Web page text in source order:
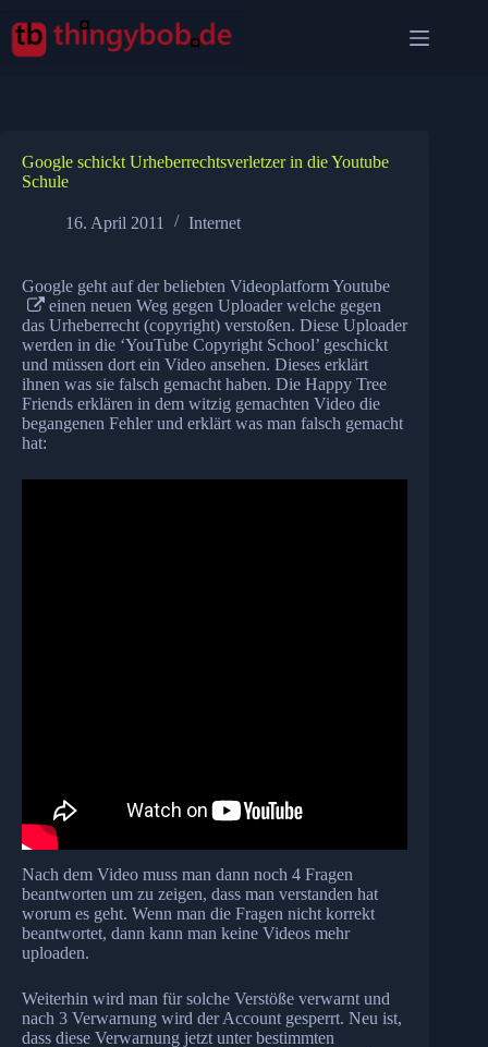
Inhalt
springen
Google schickt Urheberrechtsverletzer in die Youtube
Schule
16. April 2011 Internet
Google geht auf der beliebten VideoplatformYoutube
einen neuen Weg gegen Uploader welche gegen
das Urheberrecht (copyright) verstoßen. Diese Uploader
werden in die ‘YouTube Copyright School’ geschickt
und müssen dort ein Video ansehen. Dieses erklärt
ihnen was sie falsch gemacht haben. Die Happy Tree
Friends erklären in dem witzig gemachten Video die
begangenen Fehler und erklärt was man falsch gemacht
hat:
Nach dem Video muss man dann noch 4 Fragen
beantworten um zu zeigen, dass man verstanden hat
worum es geht. Wenn man die Fragen nicht korrekt
beantwortet, dann kann man keine Videos mehr
uploaden.
Weiterhin wird man für solche Verstöße verwarnt und
nach 3 Verwarnung wird der Account gesperrt. Neu ist,
dass diese Verwarnung jetzt unter bestimmten